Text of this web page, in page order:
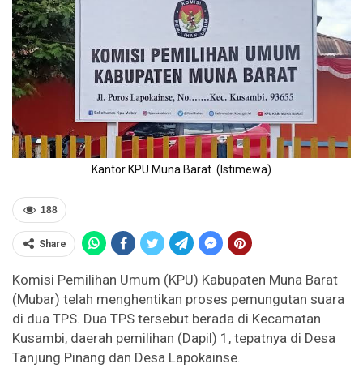
Kantor KPU Muna Barat. (Istimewa)
188
Share
Komisi Pemilihan Umum (KPU) Kabupaten Muna Barat
(Mubar) telah menghentikan proses pemungutan suara
di dua TPS. Dua TPS tersebut berada di Kecamatan
Kusambi, daerah pemilihan (Dapil) 1, tepatnya di Desa
Tanjung Pinang dan Desa Lapokainse.